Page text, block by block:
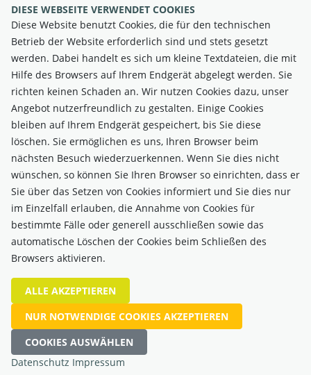
Teilnahme und die positive Stimmung während der
Veranstaltung.
VERBAND DER ÖBB-LANDWIRTSCHAFT
1050 Wien, Margaretenstraße 166
Behörde: Bundespolizeidirektion Wien ZVR-Zahl:
250680054 Für den Inhalt verantwortlich: Robert Hofmann
Copyright © Verband der ÖBB-Landwirtschaft. Alle Rechte
vorbehalten.
IMPRESSUM
DIESE WEBSEITE VERWENDET COOKIES
Diese Website benutzt Cookies, die für den technischen
Betrieb der Website erforderlich sind und stets gesetzt
werden. Dabei handelt es sich um kleine Textdateien, die mit
Hilfe des Browsers auf Ihrem Endgerät abgelegt werden. Sie
richten keinen Schaden an. Wir nutzen Cookies dazu, unser
Angebot nutzerfreundlich zu gestalten. Einige Cookies
bleiben auf Ihrem Endgerät gespeichert, bis Sie diese
löschen. Sie ermöglichen es uns, Ihren Browser beim
nächsten Besuch wiederzuerkennen. Wenn Sie dies nicht
wünschen, so können Sie Ihren Browser so einrichten, dass er
Sie über das Setzen von Cookies informiert und Sie dies nur
im Einzelfall erlauben, die Annahme von Cookies für
bestimmte Fälle oder generell ausschließen sowie das
automatische Löschen der Cookies beim Schließen des
Browsers aktivieren.
ALLE AKZEPTIEREN
NUR NOTWENDIGE COOKIES AKZEPTIEREN
COOKIES AUSWÄHLEN
Datenschutz Impressum